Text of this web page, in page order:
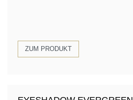
ZUM PRODUKT